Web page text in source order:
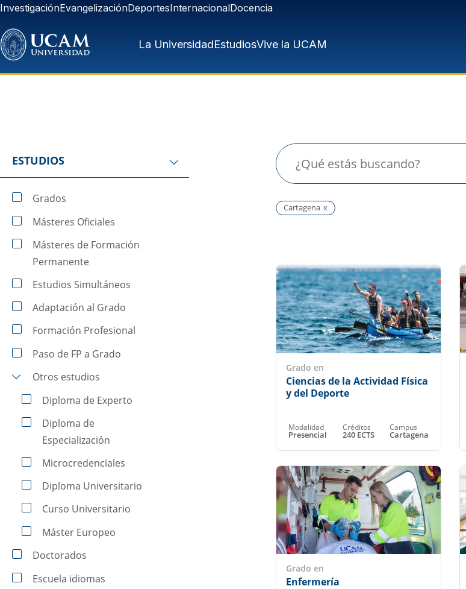
Pasar al contenido principal
InvestigaciónEvangelizaciónDeportesInternacionalDocencia
La UniversidadEstudiosVive la UCAM
ESTUDIOS
Grados
Másteres Oficiales
Másteres de Formación
Permanente
Estudios Simultáneos
Adaptación al Grado
Formación Profesional
Paso de FP a Grado
Otros estudios
Diploma de Experto
Diploma de
Especialización
Microcredenciales
Diploma Universitario
Curso Universitario
Máster Europeo
Doctorados
Escuela idiomas
Cartagena
Grado en
Ciencias de la Actividad Física
y del Deporte
Modalidad
Presencial
Créditos
240 ECTS
Campus
Cartagena
Grado en
Enfermería